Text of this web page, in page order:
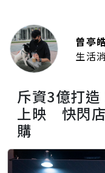
曾亭
生活
斥資3億打
上映 快閃
購